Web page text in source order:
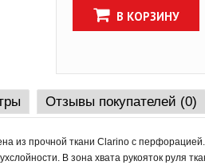
В КОРЗИНУ
Отзывы покупателей (0)
из прочной ткани Clarino с
В зона хвата рукояток руля